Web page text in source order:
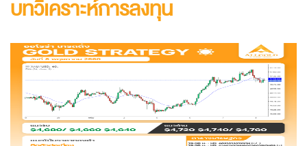
บทวิเคราะห์การลงทุน